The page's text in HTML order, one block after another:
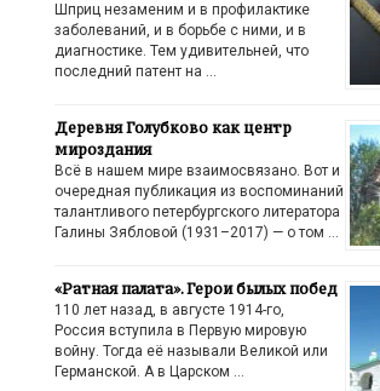
Шприц незаменим и в профилактике
заболеваний, и в борьбе с ними, и в
диагностике. Тем удивительней, что
последний патент на …
Деревня Голубково как центр
мироздания
Всё в нашем мире взаимосвязано. Вот и
очередная публикация из воспоминаний
талантливого петербургского литератора
Галины Зябловой (1931–2017) — о том …
«Ратная палата». Герои былых побед
110 лет назад, в августе 1914-го,
Россия вступила в Первую мировую
войну. Тогда её называли Великой или
Германской. А в Царском …